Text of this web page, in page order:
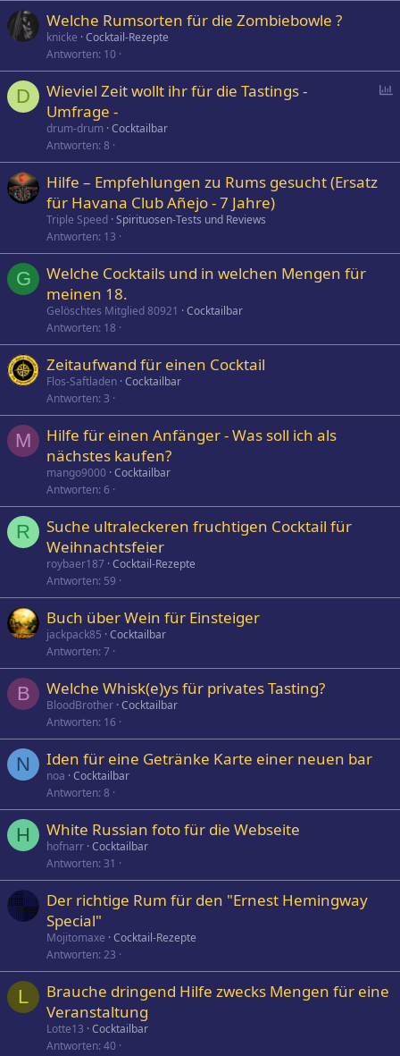
Welche Rumsorten für die Zombiebowle ?
knicke Cocktail-Rezepte
Antworten 10
D
Wieviel Zeit wollt ihr für die Tastings -
Umfrage -
drum-drum Cocktailbar
Antworten 8
Hilfe – Empfehlungen zu Rums gesucht (Ersatz
für Havana Club Añejo - 7 Jahre)
Triple Speed Spirituosen-Tests und Reviews
Antworten 13
G
Welche Cocktails und in welchen Mengen für
meinen 18.
Gelöschtes Mitglied 80921
Cocktailbar
Antworten 18
Zeitaufwand für einen Cocktail
Flos-Saftladen Cocktailbar
Antworten 3
M
Hilfe für einen Anfänger - Was soll ich als
nächstes kaufen?
mango9000 Cocktailbar
Antworten 6
R
Suche ultraleckeren fruchtigen Cocktail für
Weihnachtsfeier
roybaer187 Cocktail-Rezepte
Antworten 59
Buch über Wein für Einsteiger
jackpack85 Cocktailbar
Antworten 7
B Welche Whisk(e)ys für privates Tasting?
BloodBrother Cocktailbar
Antworten 16
N Iden für eine Getränke Karte einer neuen bar
noa Cocktailbar
Antworten 8
H White Russian foto für die Webseite
hofnarr Cocktailbar
Antworten 31
Der richtige Rum für den "Ernest Hemingway
Special"
Mojitomaxe Cocktail-Rezepte
Antworten 23
L
Brauche dringend Hilfe zwecks Mengen für eine
Veranstaltung
Lotte13 Cocktailbar
Antworten 40